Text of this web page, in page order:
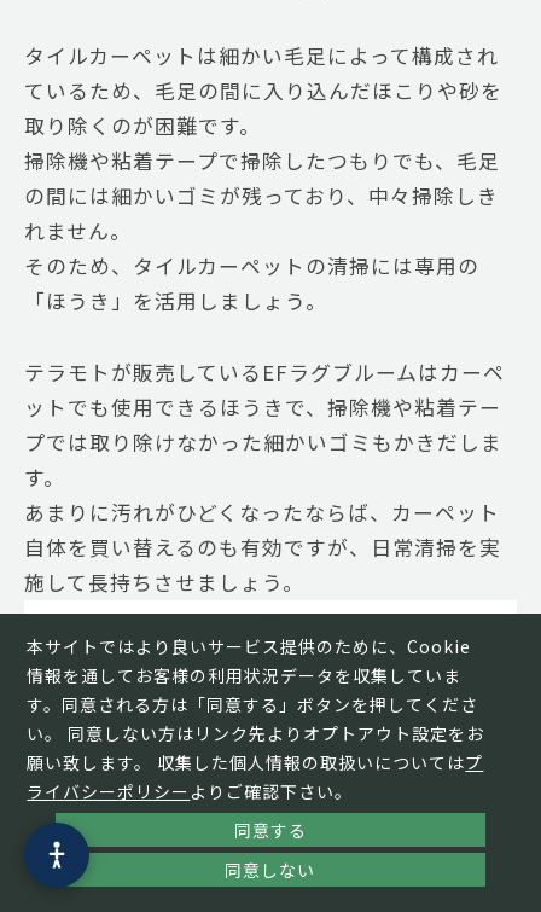
タイルカーペットは細かい毛足によって構成され
ているため、毛足の間に入り込んだほこりや砂を
取り除くのが困難です。
掃除機や粘着テープで掃除したつもりでも、毛足
の間には細かいゴミが残っており、中々掃除しき
れません。
そのため、タイルカーペットの清掃には専用の
「ほうき」を活用しましょう。
テラモトが販売しているEFラグブルームはカーペ
ットでも使用できるほうきで、掃除機や粘着テー
プでは取り除けなかった細かいゴミもかきだしま
す。
あまりに汚れがひどくなったならば、カーペット
自体を買い替えるのも有効ですが、日常清掃を実
施して長持ちさせましょう。
本サイトではより良いサービス提供のために、Cookie
情報を通してお客様の利用状況データを収集していま
す。同意される方は「同意する」ボタンを押してくださ
い。 同意しない方はリンク先よりオプトアウト設定をお
願い致します。 収集した個人情報の取扱いについてはプ
ライバシーポリシー よりご確認下さい。
同意する
同意しない